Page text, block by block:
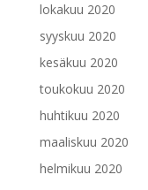
lokakuu 2020
syyskuu 2020
kesäkuu 2020
toukokuu 2020
huhtikuu 2020
maaliskuu 2020
helmikuu 2020